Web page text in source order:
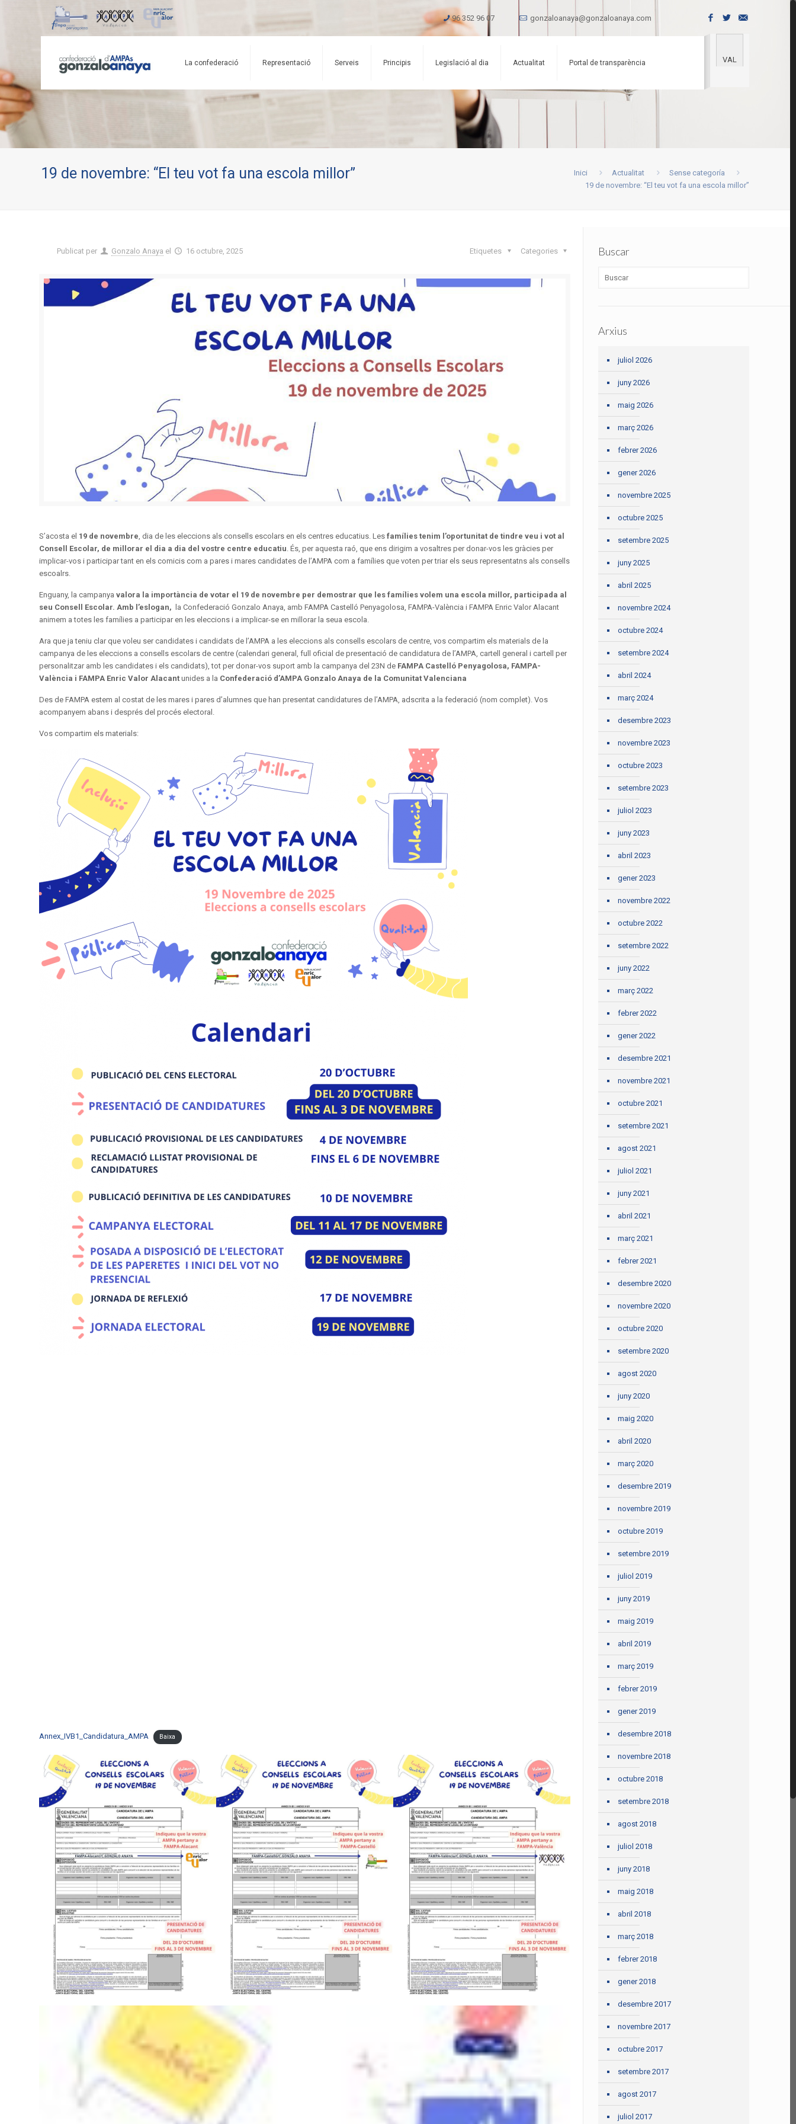
96 352 96 07 gonzaloanaya@gonzaloanaya.com
La confederació Representació Serveis Principis Legislació al dia Actualitat Portal de transparència VAL
19 de novembre: “El teu vot fa una escola millor” Inici Actualitat
Sense categoría
19 de novembre: “El teu vot fa una escola millor”
Publicat per Gonzalo Anaya el 16 octubre, 2025 Categories
Etiquetes
S’acosta el 19 de novembre, dia de les eleccions als consells escolars en els centres educatius. Les famílies tenim l’oportunitat de tindre veu i vot al
Consell Escolar, de millorar el dia a dia del vostre centre educatiu. És, per aquesta raó, que ens dirigim a vosaltres per donar-vos les gràcies per
implicar-vos i participar tant en els comicis com a pares i mares candidates de l’AMPA com a famílies que voten per triar els seus representatns als consells
escoalrs.
Enguany, la campanyavalora la importància de votar el 19 de novembre per demostrar que les famílies volem una escola millor, participada al
seu Consell Escolar. Amb l’eslogan,
la Confederació Gonzalo Anaya, amb FAMPA Castelló Penyagolosa, FAMPA-València i FAMPA Enric Valor Alacant
animem a totes les famílies a participar en les eleccions i a implicar-se en millorar la seua escola.
Ara que ja teniu clar que voleu ser candidates i candidats de l’AMPA a les eleccions als consells escolars de centre, vos compartim els materials de la
campanya de les eleccions a consells escolars de centre (calendari general, full oficial de presentació de candidatura de l’AMPA, cartell general i cartell per
personalitzar amb les candidates i els candidats), tot per donar-vos suport amb la campanya del 23N de FAMPA Castelló Penyagolosa, FAMPA-
València i FAMPA Enric Valor Alacant unides a la Confederació d’AMPA Gonzalo Anaya de la Comunitat Valenciana
Des de FAMPA estem al costat de les mares i pares d’alumnes que han presentat candidatures de l’AMPA, adscrita a la federació (nom complet). Vos
acompanyem abans i després del procés electoral.
Vos compartim els materials:
Annex_IVB1_Candidatura_AMPA Baixa
Buscar
Arxius
juliol 2026
juny 2026
maig 2026
març 2026
febrer 2026
gener 2026
novembre 2025
octubre 2025
setembre 2025
juny 2025
abril 2025
novembre 2024
octubre 2024
setembre 2024
abril 2024
març 2024
desembre 2023
novembre 2023
octubre 2023
setembre 2023
juliol 2023
juny 2023
abril 2023
gener 2023
novembre 2022
octubre 2022
setembre 2022
juny 2022
març 2022
febrer 2022
gener 2022
desembre 2021
novembre 2021
octubre 2021
setembre 2021
agost 2021
juliol 2021
juny 2021
abril 2021
març 2021
febrer 2021
desembre 2020
novembre 2020
octubre 2020
setembre 2020
agost 2020
juny 2020
maig 2020
abril 2020
març 2020
desembre 2019
novembre 2019
octubre 2019
setembre 2019
juliol 2019
juny 2019
maig 2019
abril 2019
març 2019
febrer 2019
gener 2019
desembre 2018
novembre 2018
octubre 2018
setembre 2018
agost 2018
juliol 2018
juny 2018
maig 2018
abril 2018
març 2018
febrer 2018
gener 2018
desembre 2017
novembre 2017
octubre 2017
setembre 2017
agost 2017
juliol 2017